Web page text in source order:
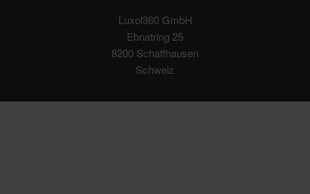
Luxol360 GmbH
Ebnatring 25
8200 Schaffhausen
Schweiz